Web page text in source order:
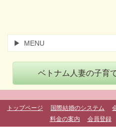
MENU
ベトナム人妻の子育
トップページ 国際結婚のシステム
料金の案内
会員登録